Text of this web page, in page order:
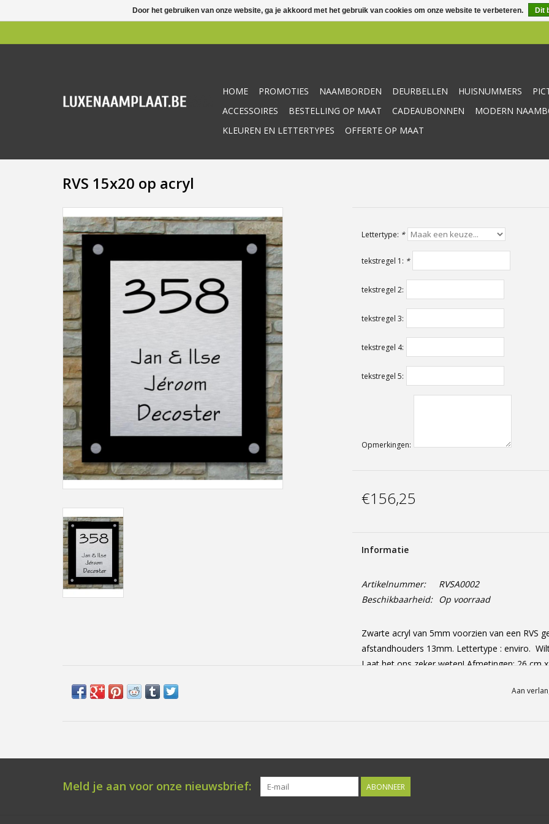
HOME PROMOTIES NAAMBORDEN DEURBELLEN HUISNUMMERS
ACCESSOIRES
BESTELLING OP MAAT CADEAUBONNEN MODERN
KLEUREN EN LETTERTYPES
OFFERTE OP MAAT
RVS 15x20 op acryl
Lettertype: *
tekstregel 1: *
tekstregel 2:
tekstregel 3:
tekstregel 4:
tekstregel 5:
Opmerkingen:
€156,25
Informatie
Artikelnummer:
RVSA0002
Beschikbaarheid:
Op voorraad
Zwarte acryl van 5mm voorzien van een RVS
afstandhouders 13mm. Lettertype : enviro.
Laat het ons zeker weten! Afmetingen: 26 cm
Aan
Meld je aan voor onze nieuwsbrief: ABONNEER
Door het gebruiken van onze website, ga je akkoord met het gebruik van cookies om onze website te verbeteren. Dit